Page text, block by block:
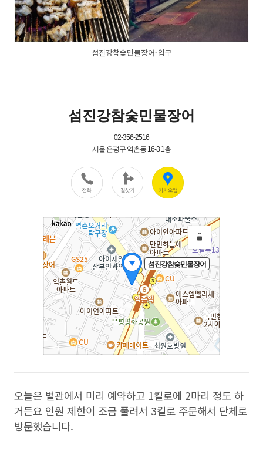
섬진강참숯민물장어-입구
오늘은 별관에서 미리 예약하고 1킬로에 2마리 정도 하
거든요 인원 제한이 조금 풀려서 3킬로 주문해서 단체로
방문했습니다.